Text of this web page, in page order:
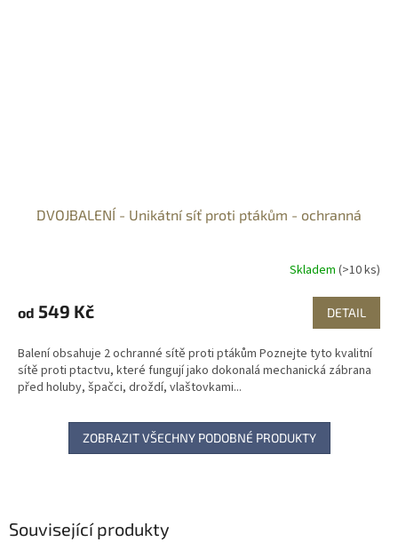
Související produkty
DVOJBALENÍ - Unikátní síť proti ptákům - ochranná
Skladem (>10 ks)
od 549 Kč DETAIL
Balení obsahuje 2 ochranné sítě proti ptákům Poznejte tyto kvalitní
sítě proti ptactvu, které fungují jako dokonalá mechanická zábrana
před holuby, špačci, droždí, vlaštovkami...
ZOBRAZIT VŠECHNY PODOBNÉ PRODUKTY